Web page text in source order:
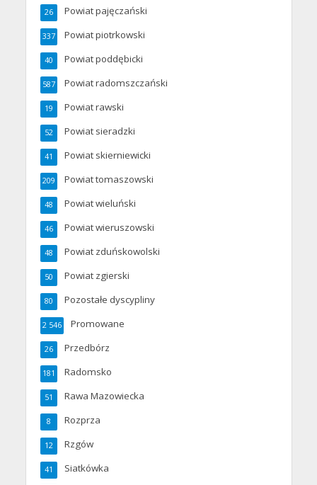
Powiat pajęczański
26
Powiat piotrkowski
337
Powiat poddębicki
40
Powiat radomszczański
587
Powiat rawski
19
Powiat sieradzki
52
Powiat skierniewicki
41
Powiat tomaszowski
209
Powiat wieluński
48
Powiat wieruszowski
46
Powiat zduńskowolski
48
Powiat zgierski
50
Pozostałe dyscypliny
80
Promowane
2 546
Przedbórz
26
Radomsko
181
Rawa Mazowiecka
51
Rozprza
8
Rzgów
12
Siatkówka
41